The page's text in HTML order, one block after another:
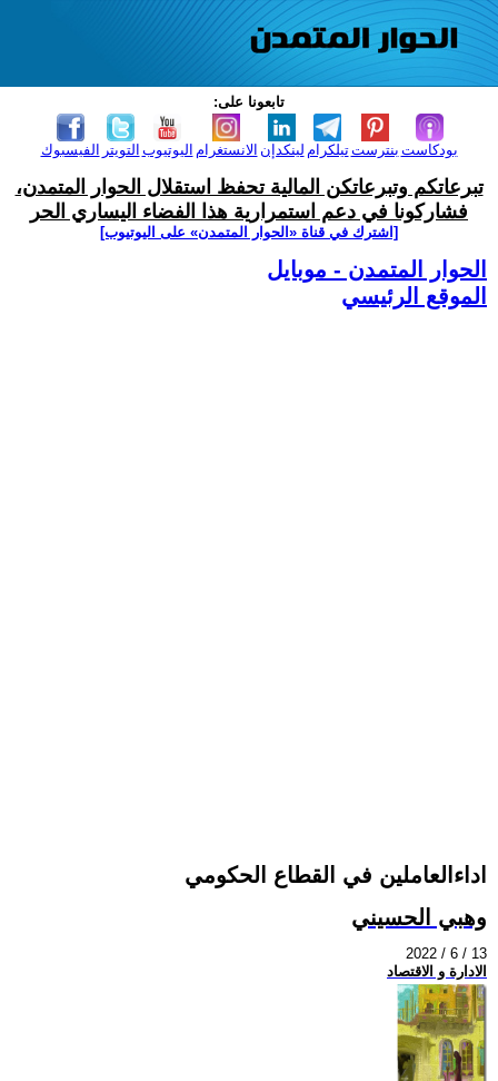
تابعونا على:
الفيسبوك التويتر اليوتيوب الانستغرام لينكدإن تيلكرامبنترست بودكاست
تبرعاتكم وتبرعاتكن المالية تحفظ استقلال الحوار المتمدن،
فشاركونا في دعم استمرارية هذا الفضاء اليساري الحر
[اشترك في قناة ‫«الحوار المتمدن» على اليوتيوب]
الحوار المتمدن - موبايل
الموقع الرئيسي
اداءالعاملين في القطاع الحكومي
وهبي الحسيني
2022 / 6 / 13
الادارة و الاقتصاد